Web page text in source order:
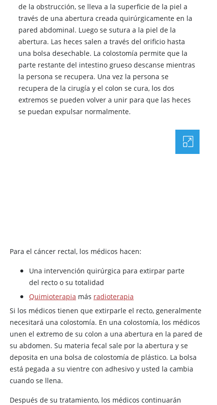
de la obstrucción, se lleva a la superficie de la piel a
través de una abertura creada quirúrgicamente en la
pared abdominal. Luego se sutura a la piel de la
abertura. Las heces salen a través del orificio hasta
una bolsa desechable. La colostomía permite que la
parte restante del intestino grueso descanse mientras
la persona se recupera. Una vez la persona se
recupera de la cirugía y el colon se cura, los dos
extremos se pueden volver a unir para que las heces
se puedan expulsar normalmente.
Para el cáncer rectal, los médicos hacen:
Una intervención quirúrgica para extirpar parte
del recto o su totalidad
Quimioterapia más radioterapia
Si los médicos tienen que extirparle el recto, generalmente
necesitará una colostomía. En una colostomía, los médicos
unen el extremo de su colon a una abertura en la pared de
su abdomen. Su materia fecal sale por la abertura y se
deposita en una bolsa de colostomía de plástico. La bolsa
está pegada a su vientre con adhesivo y usted la cambia
cuando se llena.
Después de su tratamiento, los médicos continuarán